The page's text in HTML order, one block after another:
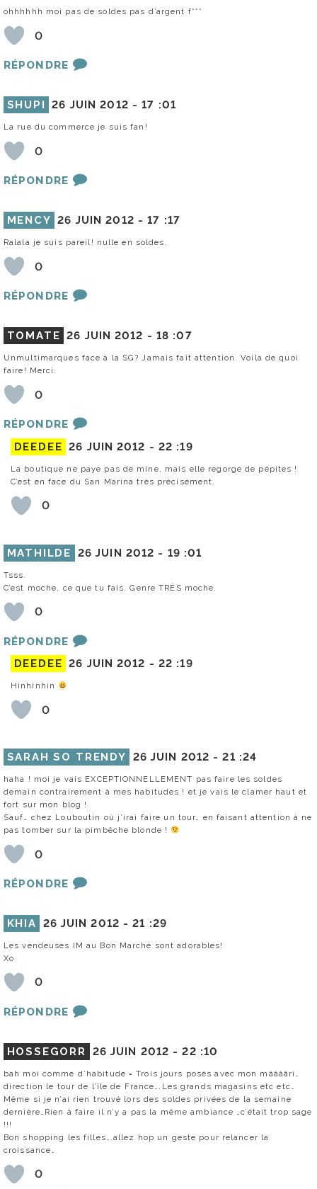
ohhhhhh moi pas de soldes pas d’argent f***
0
RÉPONDRE
SHUPI 26 JUIN 2012 -17 :01
La rue du commerce je suis fan!
0
RÉPONDRE
MENCY 26 JUIN 2012 -17 :17
Ralala je suis pareil! nulle en soldes.
0
RÉPONDRE
TOMATE 26 JUIN 2012 - 18 :07
Unmultimarques face à la SG? Jamais fait attention. Voila de quoi
faire! Merci.
0
RÉPONDRE
DEEDEE 26 JUIN 2012 - 22 :19
La boutique ne paye pas de mine, mais elle regorge de pépites !
C’est en face du San Marina très précisément.
0
MATHILDE 26 JUIN 2012 - 19 :01
Tsss.
C’est moche, ce que tu fais. Genre TRÈS moche.
0
RÉPONDRE
DEEDEE 26 JUIN 2012 - 22 :19
Hinhinhin
0
SARAH SO TRENDY 26 JUIN 2012 -21 :24
haha ! moi je vais EXCEPTIONNELLEMENT pas faire les soldes
demain contrairement à mes habitudes ! et je vais le clamer haut et
fort sur mon blog !
Sauf… chez Louboutin où j’irai faire un tour… en faisant attention à ne
pas tomber sur la pimbêche blonde !
0
RÉPONDRE
KHIA 26 JUIN 2012 -21 :29
Les vendeuses IM au Bon Marché sont adorables!
Xo
0
RÉPONDRE
HOSSEGORR 26 JUIN 2012 -22 :10
bah moi comme d’habitude = Trois jours posés avec mon mââââri…
direction le tour de l’île de France….Les grands magasins etc etc…
Même si je n’ai rien trouvé lors des soldes privées de la semaine
dernière…Rien à faire il n’y a pas la même ambiance …c’était trop sage
!!!
Bon shopping les filles….allez hop un geste pour relancer la
croissance…
0